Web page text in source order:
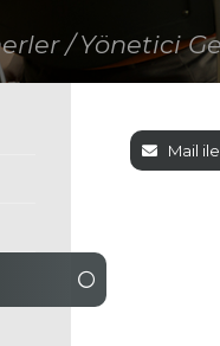
içerik ve görseller
yaptırıma tabidir.
/ Yönetici
Mail